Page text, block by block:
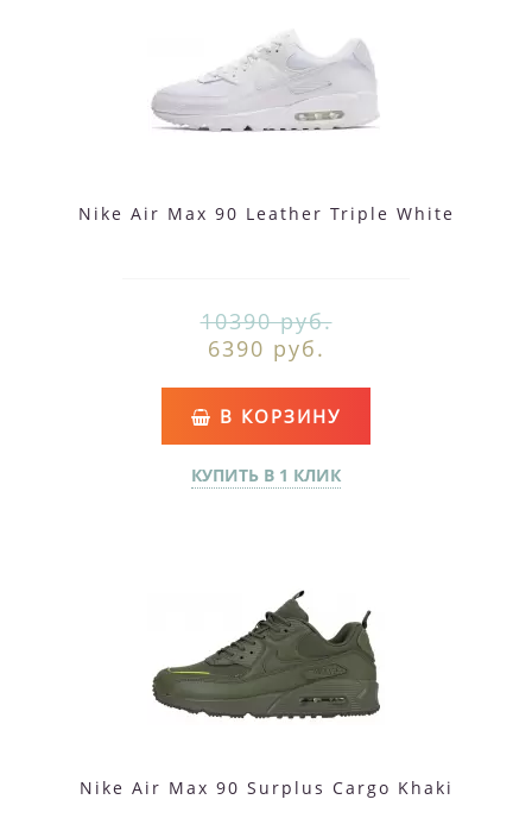
Nike Air Max 90 Leather Triple White
10390 руб.
6390 руб.
В КОРЗИНУ
КУПИТЬ В 1 КЛИК
Nike Air Max 90 Surplus Cargo Khaki